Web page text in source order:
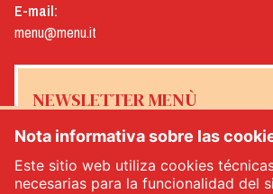
E-mail:
menu@menu.it
NEWSLETTER MENÙ
Sí, me gustaría recibir el boletín de
Nota informativa sobre las
Este sitio web utiliza cookies
necesarias para la funcionalidad del